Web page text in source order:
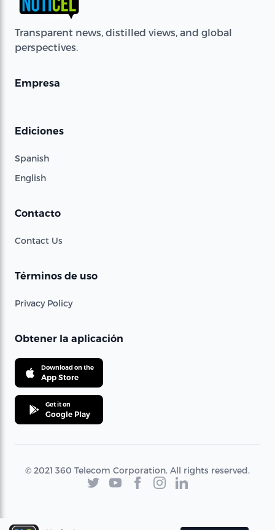
Transparent news, distilled views, and global
perspectives.
Empresa
Ediciones
Spanish
English
Contacto
Contact Us
Términos de uso
Privacy Policy
Obtener la aplicación
Download on the
App Store
Get it on
Google Play
© 2021 360 Telecom Corporation. All rights reserved.